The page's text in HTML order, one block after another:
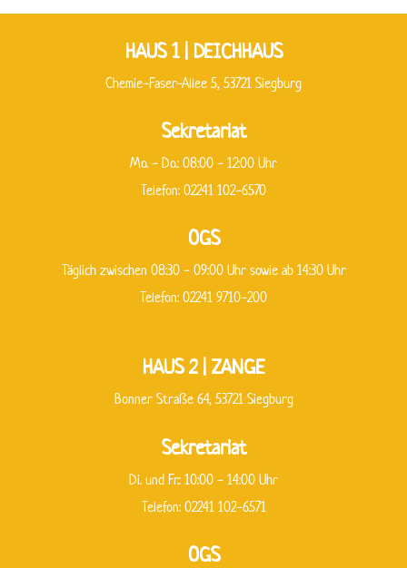
HAUS 1 | DEICHHAUS
Chemie-Faser-Allee 5, 53721 Siegburg
Sekretariat
Mo. - Do.: 08:00 - 12:00 Uhr
Telefon: 02241 102-6570
OGS
Täglich zwischen 08:30 - 09:00 Uhr sowie ab 14:30 Uhr
Telefon: 02241 9710-200
HAUS 2 | ZANGE
Bonner Straße 64, 53721 Siegburg
Sekretariat
Di. und Fr.: 10:00 - 14:00 Uhr
Telefon: 02241 102-6571
OGS